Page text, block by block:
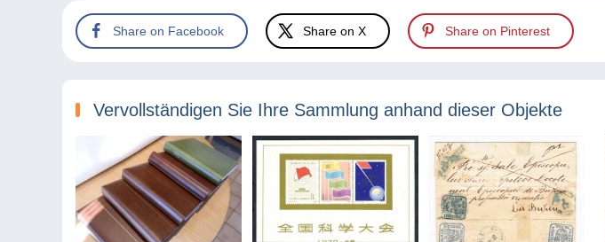
Share on Facebook Share on X Share on Pinterest
Vervollständigen Sie Ihre Sammlung anhand dieser Objekte